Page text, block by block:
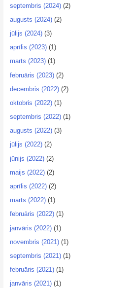
septembris (2024)(2)
augusts (2024)(2)
jūlijs (2024)(3)
aprīlis (2023)(1)
marts (2023)(1)
februāris (2023)(2)
decembris (2022)(2)
oktobris (2022)(1)
septembris (2022)(1)
augusts (2022)(3)
jūlijs (2022)(2)
jūnijs (2022)(2)
maijs (2022)(2)
aprīlis (2022)(2)
marts (2022)(1)
februāris (2022)(1)
janvāris (2022)(1)
novembris (2021)(1)
septembris (2021)(1)
februāris (2021)(1)
janvāris (2021)(1)